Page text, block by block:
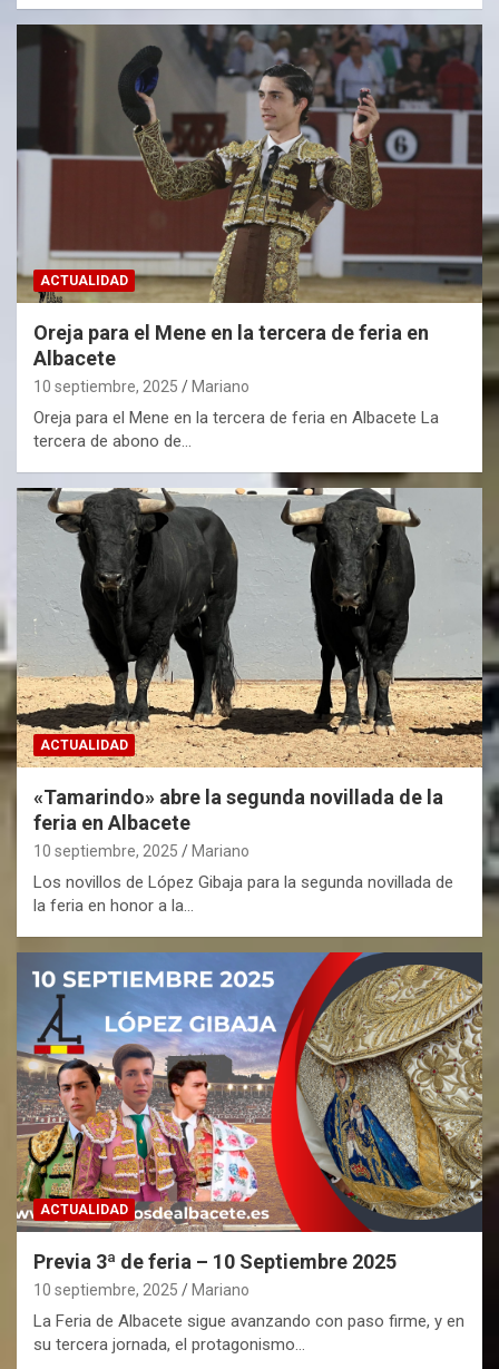
ACTUALIDAD
Oreja para el Mene en la tercera de feria en
Albacete
10 septiembre, 2025 Mariano
Oreja para el Mene en la tercera de feria en Albacete La
tercera de abono de…
ACTUALIDAD
«Tamarindo» abre la segunda novillada de la
feria en Albacete
10 septiembre, 2025 Mariano
Los novillos de López Gibaja para la segunda novillada de
la feria en honor a la…
ACTUALIDAD
Previa 3ª de feria – 10 Septiembre 2025
10 septiembre, 2025 Mariano
La Feria de Albacete sigue avanzando con paso firme, y en
su tercera jornada, el protagonismo…